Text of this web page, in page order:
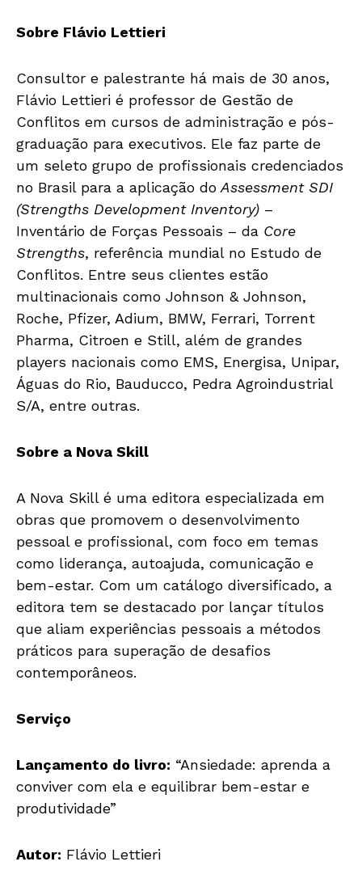
Sobre Flávio Lettieri
Consultor e palestrante há mais de 30 anos,
Flávio Lettieri é professor de Gestão de
Conflitos em cursos de administração e pós-
graduação para executivos. Ele faz parte de
um seleto grupo de profissionais credenciados
no Brasil para a aplicação doAssessment SDI
(Strengths Development Inventory) –
Inventário de Forças Pessoais – da Core
Strengths, referência mundial no Estudo de
Conflitos. Entre seus clientes estão
multinacionais como Johnson & Johnson,
Roche, Pfizer, Adium, BMW, Ferrari, Torrent
Pharma, Citroen e Still, além de grandes
players nacionais como EMS, Energisa, Unipar,
Águas do Rio, Bauducco, Pedra Agroindustrial
S/A, entre outras.
Sobre a Nova Skill
A Nova Skill é uma editora especializada em
obras que promovem o desenvolvimento
pessoal e profissional, com foco em temas
como liderança, autoajuda, comunicação e
bem-estar. Com um catálogo diversificado, a
editora tem se destacado por lançar títulos
que aliam experiências pessoais a métodos
práticos para superação de desafios
contemporâneos.
Serviço
Lançamento do livro: “Ansiedade: aprenda a
conviver com ela e equilibrar bem-estar e
produtividade”
Autor: Flávio Lettieri